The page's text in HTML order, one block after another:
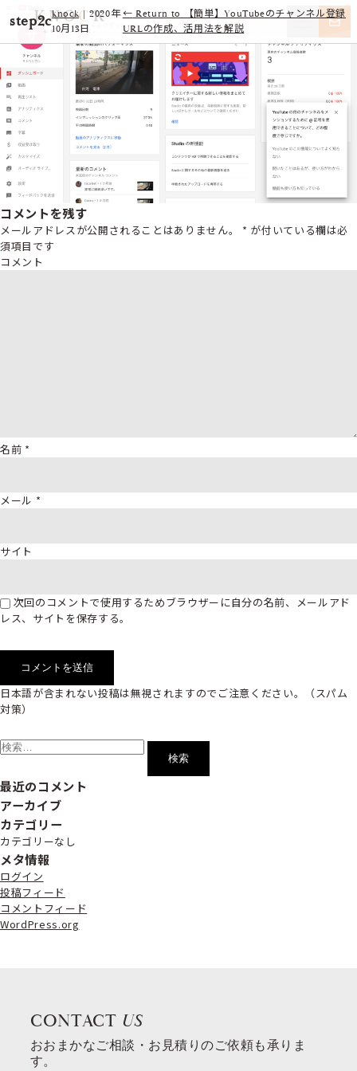
step2cknock |2020年
10月13日
← Return to 【簡単】YouTubeのチャンネル登録
URLの作成、活用法を解説
コメントを残す
メールアドレスが公開されることはありません。 * が付いている欄は必
須項目です
コメント
名前 *
メール *
サイト
次回のコメントで使用するためブラウザーに自分の名前、メールアド
レス、サイトを保存する。
日本語が含まれない投稿は無視されますのでご注意ください。（スパム
対策）
索:
最近のコメント
アーカイブ
カテゴリー
カテゴリーなし
メタ情報
ログイン
投稿フィード
コメントフィード
WordPress.org
CONTACT US
おおまかなご相談・お見積りのご依頼も承りま
す。